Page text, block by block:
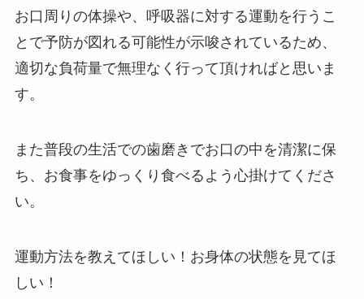
お口周りの体操や、呼吸器に対する運動を行うこ
とで予防が図れる可能性が示唆されているため、
適切な負荷量で無理なく行って頂ければと思いま
す。
また普段の生活での歯磨きでお口の中を清潔に保
ち、お食事をゆっくり食べる よう心掛けてくださ
い。
運動方法を教えてほしい！お身体の状態を見てほ
しい！